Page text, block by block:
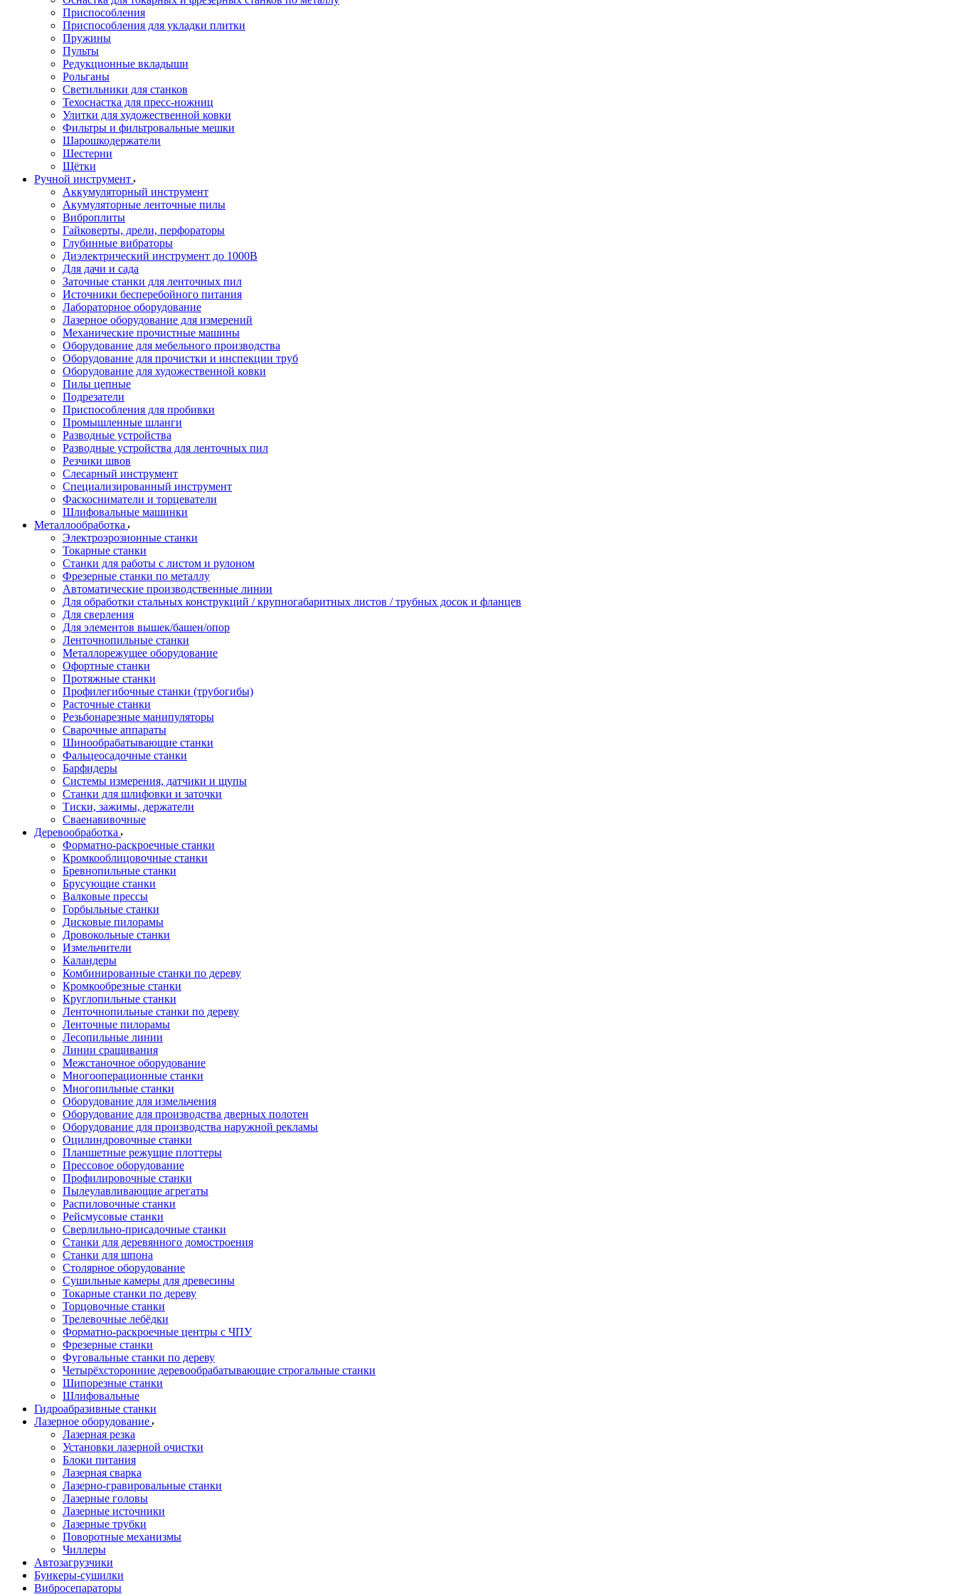
Приспособления
Приспособления для укладки плитки
Пружины
Пульты
Редукционные вкладыши
Рольганы
Светильники для станков
Техоснастка для пресс-ножниц
Улитки для художественной ковки
Фильтры и фильтровальные мешки
Шарошкодержатели
Шестерни
Щётки
Ручной инструмент
Аккумуляторный инструмент
Акумуляторные ленточные пилы
Виброплиты
Гайковерты, дрели, перфораторы
Глубинные вибраторы
Диэлектрический инструмент до 1000В
Для дачи и сада
Заточные станки для ленточных пил
Источники бесперебойного питания
Лабораторное оборудование
Лазерное оборудование для измерений
Механические прочистные машины
Оборудование для мебельного производства
Оборудование для прочистки и инспекции труб
Оборудование для художественной ковки
Пилы цепные
Подрезатели
Приспособления для пробивки
Промышленные шланги
Разводные устройства
Разводные устройства для ленточных пил
Резчики швов
Слесарный инструмент
Специализированный инструмент
Фаскосниматели и торцеватели
Шлифовальные машинки
Металлообработка
Электроэрозионные станки
Токарные станки
Станки для работы с листом и рулоном
Фрезерные станки по металлу
Автоматические производственные линии
Для обработки стальных конструкций / крупногабаритных листов / трубных досок и фланцев
Для сверления
Для элементов вышек/башен/опор
Ленточнопильные станки
Металлорежущее оборудование
Офортные станки
Протяжные станки
Профилегибочные станки (трубогибы)
Расточные станки
Резьбонарезные манипуляторы
Сварочные аппараты
Шинообрабатывающие станки
Фальцеосадочные станки
Барфидеры
Системы измерения, датчики и щупы
Станки для шлифовки и заточки
Тиски, зажимы, держатели
Cваенавивочные
Деревообработка
Форматно-раскроечные станки
Кромкооблицовочные станки
Бревнопильные станки
Брусующие станки
Валковые прессы
Горбыльные станки
Дисковые пилорамы
Дровокольные станки
Измельчители
Каландеры
Комбинированные станки по дереву
Кромкообрезные станки
Круглопильные станки
Ленточнопильные станки по дереву
Ленточные пилорамы
Лесопильные линии
Линии сращивания
Межстаночное оборудование
Многооперационные станки
Многопильные станки
Оборудование для измельчения
Оборудование для производства дверных полотен
Оборудование для производства наружной рекламы
Оцилиндровочные станки
Планшетные режущие плоттеры
Прессовое оборудование
Профилировочные станки
Пылеулавливающие агрегаты
Распиловочные станки
Рейсмусовые станки
Сверлильно-присадочные станки
Станки для деревянного домостроения
Станки для шпона
Столярное оборудование
Сушильные камеры для древесины
Токарные станки по дереву
Торцовочные станки
Трелевочные лебёдки
Форматно-раскроечные центры с ЧПУ
Фрезерные станки
Фуговальные станки по дереву
Четырёхсторонние деревообрабатывающие строгальные станки
Шипорезные станки
Шлифовальные
Гидроабразивные станки
Лазерное оборудование
Лазерная резка
Установки лазерной очистки
Блоки питания
Лазерная сварка
Лазерно-гравировальные станки
Лазерные головы
Лазерные источники
Лазерные трубки
Поворотные механизмы
Чиллеры
Автозагрузчики
Бункеры-сушилки
Вибросепараторы